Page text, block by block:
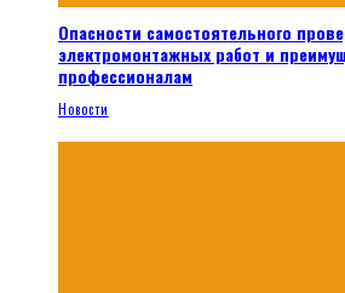
Опасности самостоятельного
электромонтажных работ и
профессионалам
Новости